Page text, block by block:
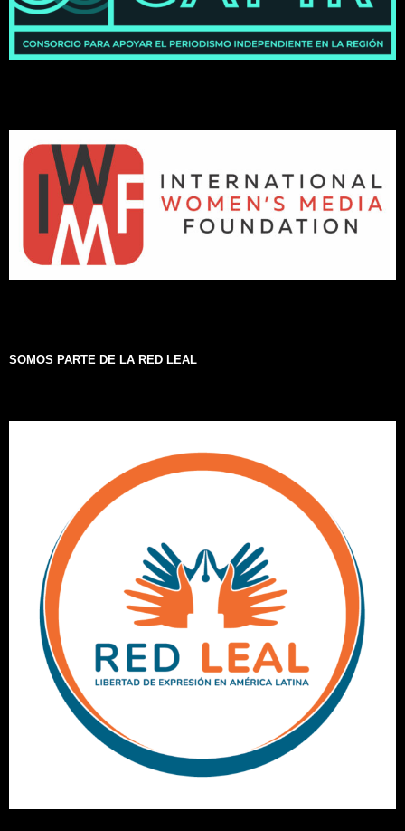
SOMOS PARTE DE LA RED LEAL